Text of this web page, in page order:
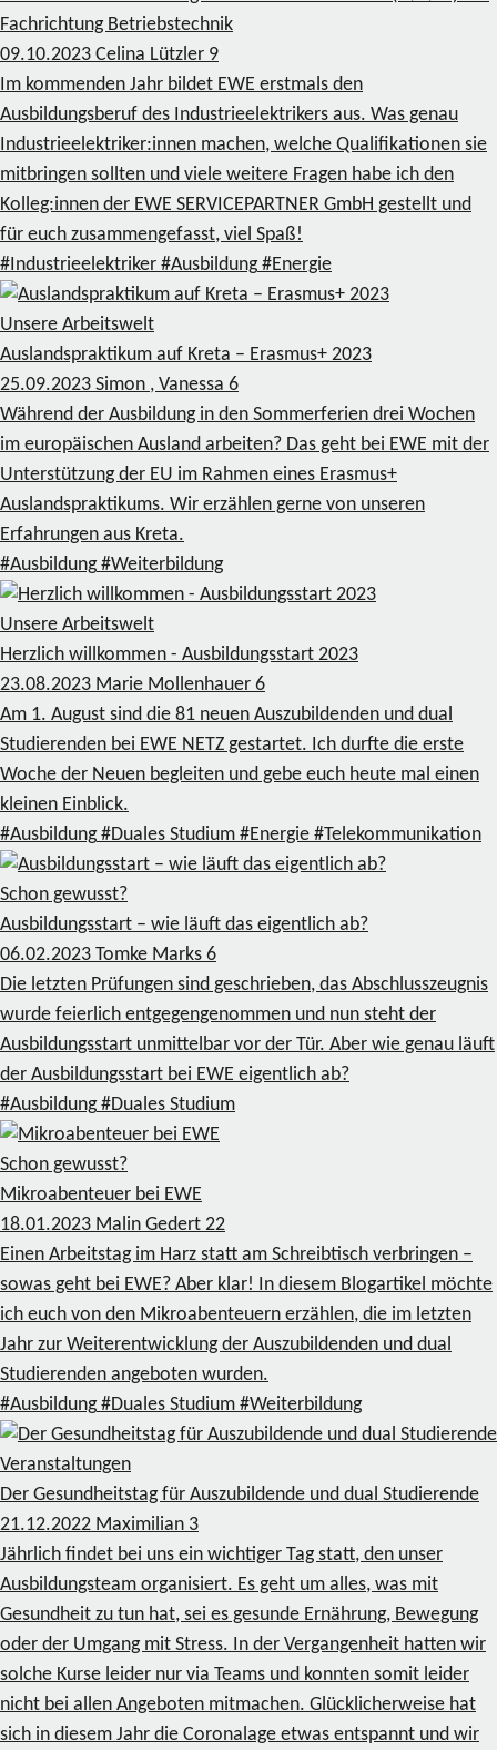
Fachrichtung Betriebstechnik
09.10.2023 Celina Lützler 9
Im kommenden Jahr bildet EWE erstmals den
Ausbildungsberuf des Industrieelektrikers aus. Was genau
Industrieelektriker:innen machen, welche Qualifikationen sie
mitbringen sollten und viele weitere Fragen habe ich den
Kolleg:innen der EWE SERVICEPARTNER GmbH gestellt und
für euch zusammengefasst, viel Spaß!
#Industrieelektriker #Ausbildung #Energie
Unsere Arbeitswelt
Auslandspraktikum auf Kreta – Erasmus+ 2023
25.09.2023 Simon , Vanessa 6
Während der Ausbildung in den Sommerferien drei Wochen
im europäischen Ausland arbeiten? Das geht bei EWE mit der
Unterstützung der EU im Rahmen eines Erasmus+
Auslandspraktikums. Wir erzählen gerne von unseren
Erfahrungen aus Kreta.
#Ausbildung #Weiterbildung
Unsere Arbeitswelt
Herzlich willkommen - Ausbildungsstart 2023
23.08.2023 Marie Mollenhauer 6
Am 1. August sind die 81 neuen Auszubildenden und dual
Studierenden bei EWE NETZ gestartet. Ich durfte die erste
Woche der Neuen begleiten und gebe euch heute mal einen
kleinen Einblick.
#Ausbildung #Duales Studium #Energie #Telekommunikation
Schon gewusst?
Ausbildungsstart – wie läuft das eigentlich ab?
06.02.2023 Tomke Marks 6
Die letzten Prüfungen sind geschrieben, das Abschlusszeugnis
wurde feierlich entgegengenommen und nun steht der
Ausbildungsstart unmittelbar vor der Tür. Aber wie genau läuft
der Ausbildungsstart bei EWE eigentlich ab?
#Ausbildung #Duales Studium
Schon gewusst?
Mikroabenteuer bei EWE
18.01.2023 Malin Gedert 22
Einen Arbeitstag im Harz statt am Schreibtisch verbringen –
sowas geht bei EWE? Aber klar! In diesem Blogartikel möchte
ich euch von den Mikroabenteuern erzählen, die im letzten
Jahr zur Weiterentwicklung der Auszubildenden und dual
Studierenden angeboten wurden.
#Ausbildung #Duales Studium #Weiterbildung
Veranstaltungen
Der Gesundheitstag für Auszubildende und dual Studierende
21.12.2022 Maximilian 3
Jährlich findet bei uns ein wichtiger Tag statt, den unser
Ausbildungsteam organisiert. Es geht um alles, was mit
Gesundheit zu tun hat, sei es gesunde Ernährung, Bewegung
oder der Umgang mit Stress. In der Vergangenheit hatten wir
solche Kurse leider nur via Teams und konnten somit leider
nicht bei allen Angeboten mitmachen. Glücklicherweise hat
sich in diesem Jahr die Coronalage etwas entspannt und wir